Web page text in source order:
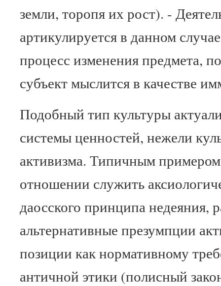
земли, торопя их рост). -
артикулируется в данном
процесс изменения предмета,
субъект мыслится в качестве
Подобный тип культуры
системы ценностей, нежели
активизма. Типичным
отношении служить
даосского принципа недеяния,
альтернативные презумпции
позиции как нормативному
античной этики (полисный